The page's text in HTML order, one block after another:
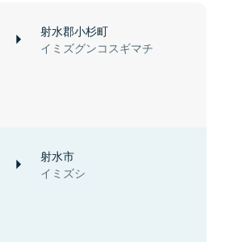
射水郡小杉町
イミズグンコスギマチ
射水市
イミズシ